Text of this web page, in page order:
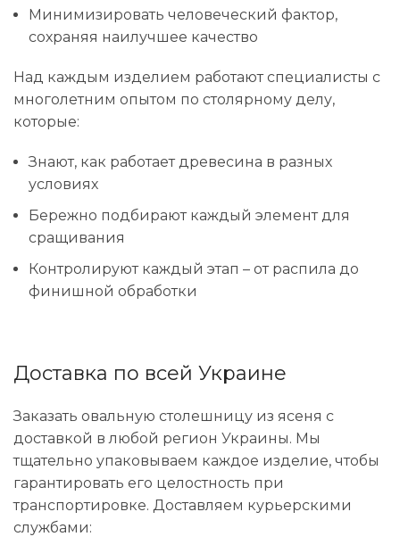
Минимизировать человеческий фактор,
сохраняя наилучшее качество
Над каждым изделием работают специалисты с
многолетним опытом по столярному делу,
которые:
Знают, как работает древесина в разных
условиях
Бережно подбирают каждый элемент для
сращивания
Контролируют каждый этап – от распила до
финишной обработки
Доставка по всей Украине
Заказать овальную столешницу из ясеня с
доставкой в ​​любой регион Украины. Мы
тщательно упаковываем каждое изделие, чтобы
гарантировать его целостность при
транспортировке. Доставляем курьерскими
службами: